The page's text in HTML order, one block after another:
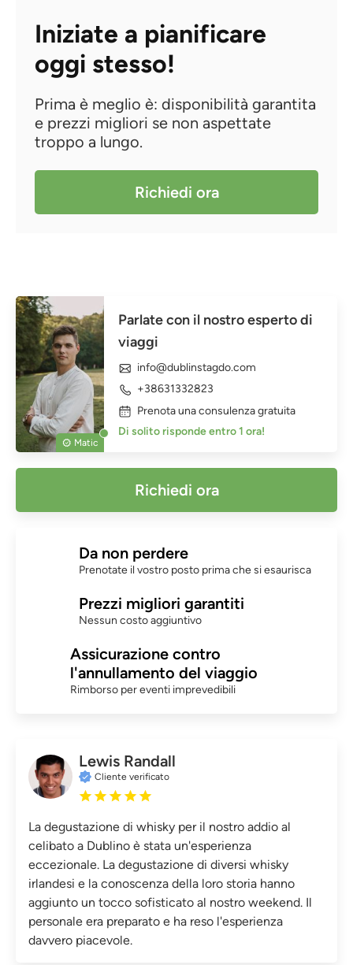
Iniziate a pianificare
oggi stesso!
Prima è meglio è: disponibilità garantita
e prezzi migliori se non aspettate
troppo a lungo.
Richiedi ora
Matic
Parlate con il nostro esperto di
viaggi
info@dublinstagdo.com
+38631332823
Prenota una consulenza gratuita
Di solito risponde entro 1 ora!
Richiedi ora
Da non perdere
Prenotate il vostro posto prima che si esaurisca
Prezzi migliori garantiti
Nessun costo aggiuntivo
Assicurazione contro
l'annullamento del viaggio
Rimborso per eventi imprevedibili
Lewis Randall
Cliente verificato
La degustazione di whisky per il nostro addio al
celibato a Dublino è stata un'esperienza
eccezionale. La degustazione di diversi whisky
irlandesi e la conoscenza della loro storia hanno
aggiunto un tocco sofisticato al nostro weekend. Il
personale era preparato e ha reso l'esperienza
davvero piacevole.